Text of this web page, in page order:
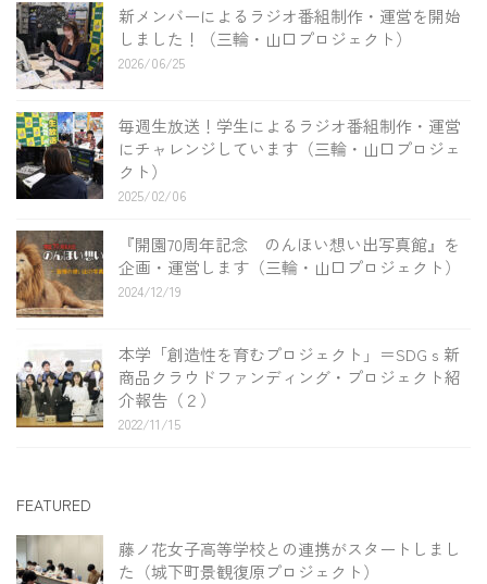
新メンバーによるラジオ番組制作・運営を開始
しました！（三輪・山口プロジェクト）
2026/06/25
毎週生放送！学生によるラジオ番組制作・運営
にチャレンジしています（三輪・山口プロジェ
クト）
2025/02/06
『開園70周年記念 のんほい想い出写真館』を
企画・運営します（三輪・山口プロジェクト）
2024/12/19
本学「創造性を育むプロジェクト」＝SDGｓ新
商品クラウドファンディング・プロジェクト紹
介報告（２）
2022/11/15
FEATURED
藤ノ花女子高等学校との連携がスタートしまし
た（城下町景観復原プロジェクト）